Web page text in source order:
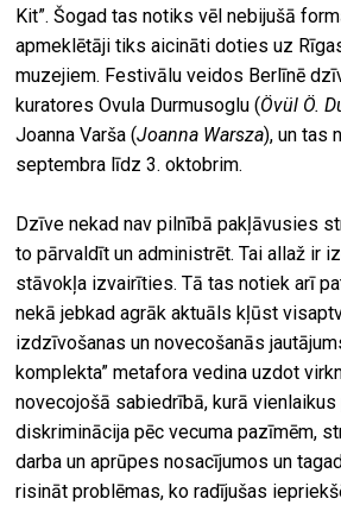
Kit”. Šogad tas notiks vēl nebijušā
apmeklētāji tiks aicināti doties uz
muzejiem. Festivālu veidos Berlīnē
kuratores Ovula Durmusoglu (Övül Ö.
Joanna Varša (Joanna Warsza), un tas
septembra līdz 3. oktobrim.
Dzīve nekad nav pilnībā pakļāvusies
to pārvaldīt un administrēt. Tai allaž ir
stāvokļa izvairīties. Tā tas notiek arī
nekā jebkad agrāk aktuāls kļūst
izdzīvošanas un novecošanās
komplekta” metafora vedina uzdot
novecojošā sabiedrībā, kurā
diskriminācija pēc vecuma pazīmēm,
darba un aprūpes nosacījumos un
risināt problēmas, ko radījušas